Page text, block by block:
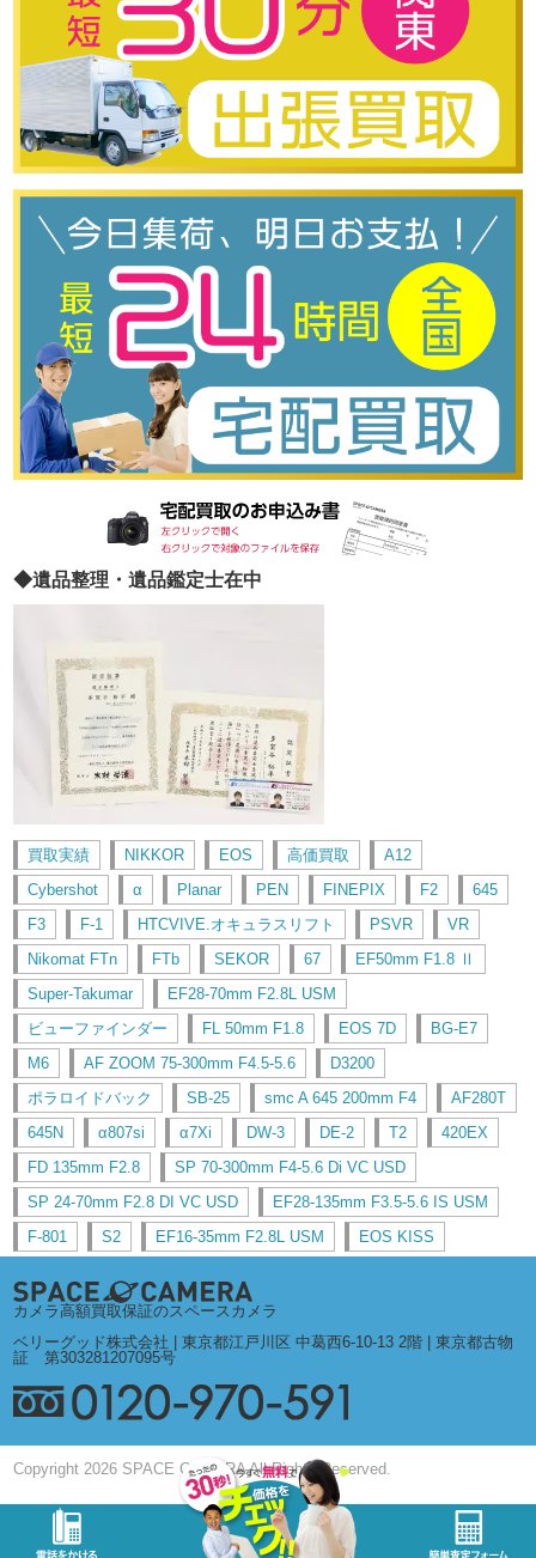
◆遺品整理・遺品鑑定士在中
買取実績 NIKKOR EOS 高価買取
A12
Cybershot
α Planar PEN FINEPIX F2
645
F3
F-1 HTCVIVE.オキュラスリフト PSVR
VR
Nikomat FTn
FTb SEKOR 67
EF50mm F1.8 Ⅱ
Super-Takumar
EF28-70mm F2.8L USM
ビューファインダー
FL 50mm F1.8 EOS 7D
BG-E7
M6
AF ZOOM 75-300mm F4.5-5.6
D3200
ポラロイドバック
SB-25 smc A 645 200mm F4
AF280T
645N
α807si α7Xi DW-3 DE-2 T2
420EX
FD 135mm F2.8
SP 70-300mm F4-5.6 Di VC USD
SP 24-70mm F2.8 DI VC USD
EF28-135mm F3.5-5.6 IS USM
F-801
S2 EF16-35mm F2.8L USM EOS KISS
カメラ高額買取保証のスペースカメラ
ベリーグッド株式会社 | 東京都江戸川区 中葛西6-10-13 2階 | 東京都古物
証 第303281207095号
Copyright 2026 SPACE CAMERA All Rights Reserved.